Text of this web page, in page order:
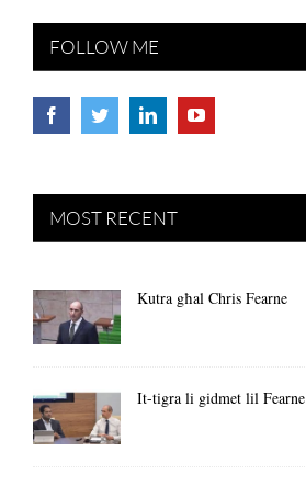
FOLLOW ME
MOST RECENT
Kutra għal Chris Fearne
It-tigra li gidmet lil Fearne